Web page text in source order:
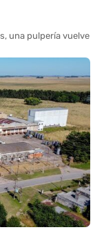
una pulpería vuelve